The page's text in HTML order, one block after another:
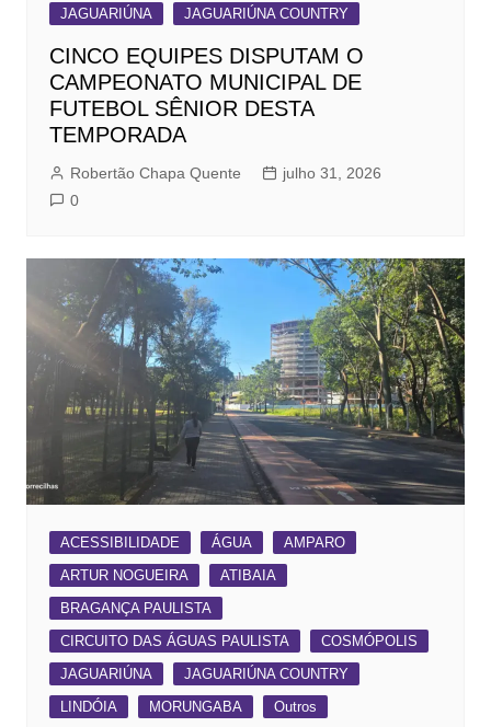
JAGUARIÚNA
JAGUARIÚNA COUNTRY
CINCO EQUIPES DISPUTAM O
CAMPEONATO MUNICIPAL DE
FUTEBOL SÊNIOR DESTA
TEMPORADA
Robertão Chapa Quente
julho 31, 2026
0
ACESSIBILIDADE ÁGUA
AMPARO
ARTUR NOGUEIRA
ATIBAIA
BRAGANÇA PAULISTA
CIRCUITO DAS ÁGUAS PAULISTA
COSMÓPOLIS
JAGUARIÚNA
JAGUARIÚNA COUNTRY
LINDÓIA
MORUNGABA Outros